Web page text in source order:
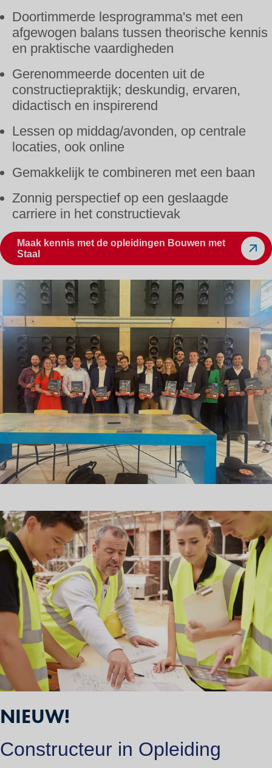
Doortimmerde lesprogramma's met een
afgewogen balans tussen theorische kennis
en praktische vaardigheden
Gerenommeerde docenten uit de
constructiepraktijk; deskundig, ervaren,
didactisch en inspirerend
Lessen op middag/avonden, op centrale
locaties, ook online
Gemakkelijk te combineren met een baan
Zonnig perspectief op een geslaagde
carriere in het constructievak
Maak kennis met de opleidingen Bouwen met
Staal
NIEUW!
Constructeur in Opleiding